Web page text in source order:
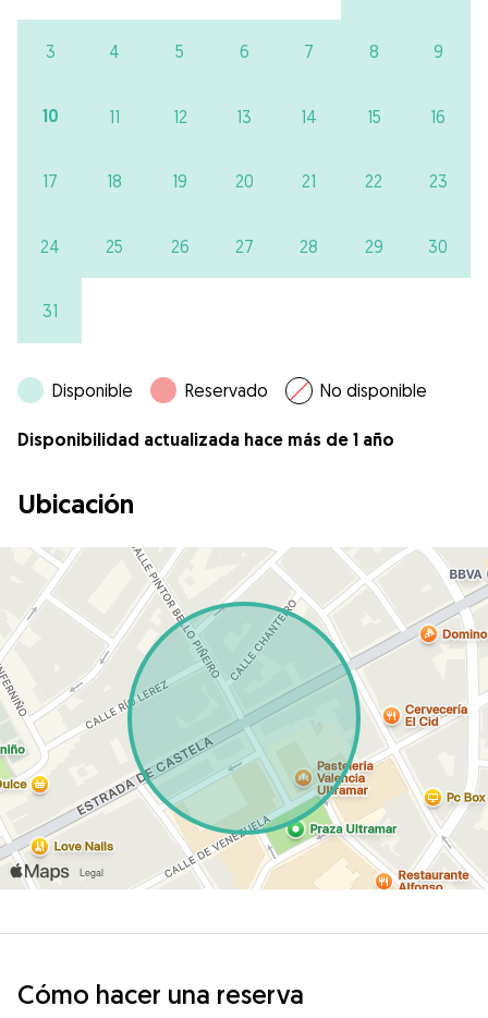
3 4 5 6 7 8 9
10 11 12 13 14 15 16
17 18 19 20 21 22 23
24 25 26 27 28 29 30
31
Disponible Reservado No disponible
Disponibilidad actualizada hace más de 1 año
Ubicación
Cómo hacer una reserva